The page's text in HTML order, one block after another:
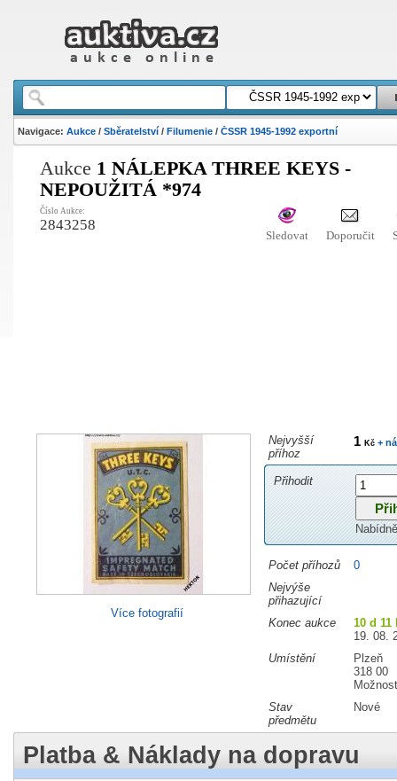
Navigace: Aukce/ Sběratelství/ Filumenie/ ČSSR 1945-1992 exportní
Aukce 1 NÁLEPKA THREE KEYS -
NEPOUŽITÁ *974
Číslo Aukce:
2843258
Sledovat Doporučit
Více fotografií
Nejvyšší
příhoz
1 Kč+
Přihodit
Počet příhozů
0
Nejvýše
přihazující
Konec aukce
10 d 11
19. 08.
Umístění
Plzeň
318 00
Stav
předmětu
Nové
Platba & Náklady na dopravu